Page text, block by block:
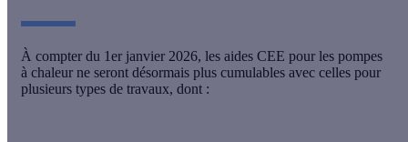
À compter du 1er janvier 2026, les aides CEE pour les pompes
à chaleur ne seront désormais plus cumulables avec celles pour
plusieurs types de travaux, dont :